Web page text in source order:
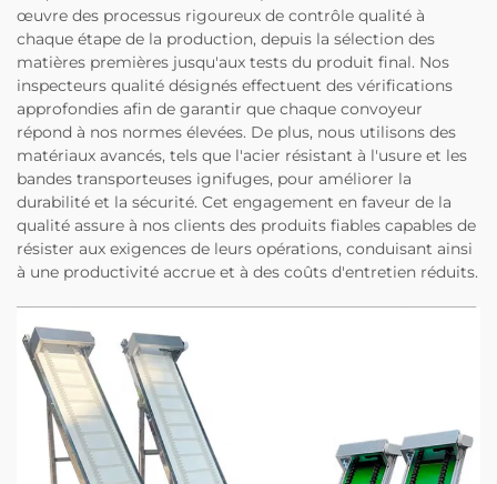
œuvre des processus rigoureux de contrôle qualité à
chaque étape de la production, depuis la sélection des
matières premières jusqu'aux tests du produit final. Nos
inspecteurs qualité désignés effectuent des vérifications
approfondies afin de garantir que chaque convoyeur
répond à nos normes élevées. De plus, nous utilisons des
matériaux avancés, tels que l'acier résistant à l'usure et les
bandes transporteuses ignifuges, pour améliorer la
durabilité et la sécurité. Cet engagement en faveur de la
qualité assure à nos clients des produits fiables capables de
résister aux exigences de leurs opérations, conduisant ainsi
à une productivité accrue et à des coûts d'entretien réduits.